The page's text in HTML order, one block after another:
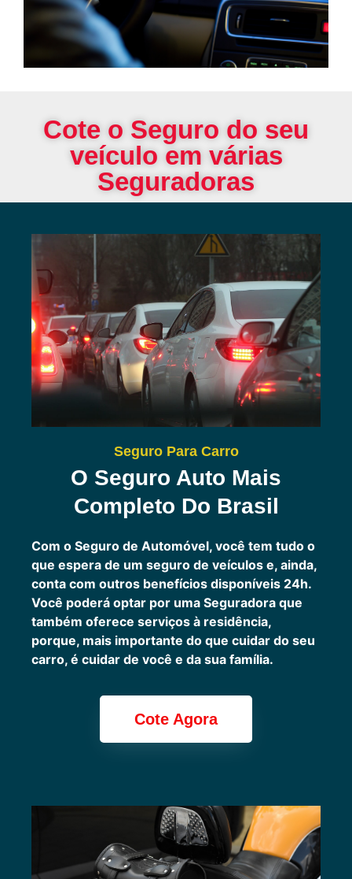
Cote o Seguro do seu
veículo em várias
Seguradoras
Seguro Para Carro
O Seguro Auto Mais
Completo Do Brasil
Com o Seguro de Automóvel, você tem tudo o
que espera de um seguro de veículos e, ainda,
conta com outros benefícios disponíveis 24h.
Você poderá optar por uma Seguradora que
também oferece serviços à residência,
porque, mais importante do que cuidar do seu
carro, é cuidar de você e da sua família.
Cote Agora